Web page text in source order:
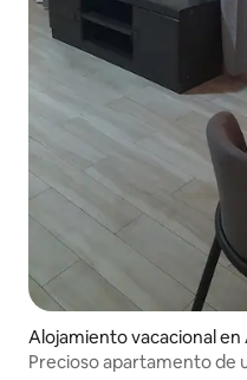
Alojamiento vacacional en
Precioso apartamento de